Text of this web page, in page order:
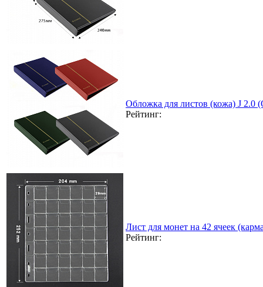
Обложка для листов (кожа) J 2.0
Рейтинг:
Лист для монет на 42 ячеек
Рейтинг: